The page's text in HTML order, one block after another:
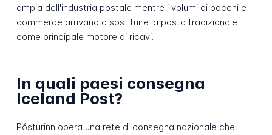
ampia dell'industria postale mentre i volumi di pacchi e-
commerce arrivano a sostituire la posta tradizionale
come principale motore di ricavi.
In quali paesi consegna
Iceland Post?
Pósturinn opera una rete di consegna nazionale che